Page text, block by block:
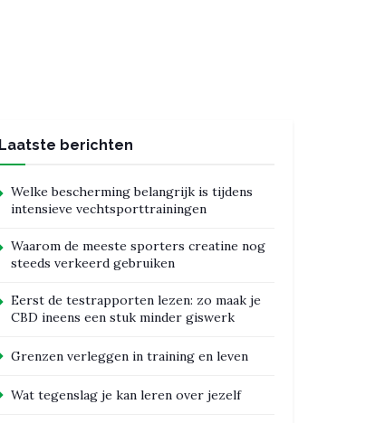
Laatste berichten
Welke bescherming belangrijk is tijdens
intensieve vechtsporttrainingen
Waarom de meeste sporters creatine nog
steeds verkeerd gebruiken
Eerst de testrapporten lezen: zo maak je
CBD ineens een stuk minder giswerk
Grenzen verleggen in training en leven
Wat tegenslag je kan leren over jezelf